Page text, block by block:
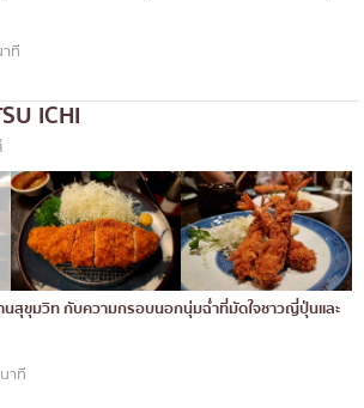
ตล์ญี่ปุ่น
ปันยากิ
)
ที
ICHI
สุขุมวิท กับความกรอบนอกนุ่มฉ่ำที่มัดใจชาวญี่ปุ่นและ
าที